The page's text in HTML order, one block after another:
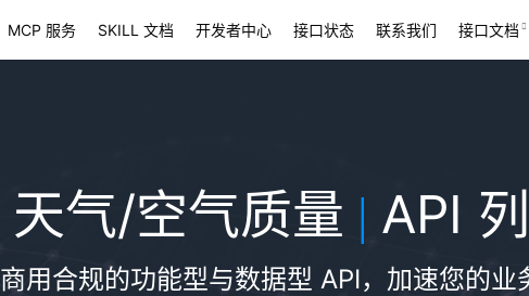
MCP 服务 SKILL 文档 开发者中心 接口状态 联系我们 接口文档
天气/空气质量 | API
商用合规的功能型与数据型 API，加速您的业